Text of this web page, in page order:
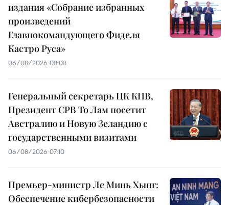
издания «Собрание избранных
произведений
Главнокомандующего Фиделя
Кастро Руса»
06/08/2026 08:08
Генеральный секретарь ЦК КПВ,
Президент СРВ То Лам посетит
Австралию и Новую Зеландию с
государственными визитами
06/08/2026 07:10
Премьер-министр Ле Минь Хынг:
Обеспечение кибербезопасности